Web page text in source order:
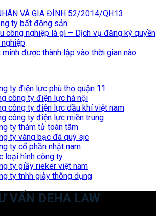
VÀ GIA ĐÌNH 52/2014/QH13
ty bất động sản
công nghiệp là gì – Dịch vụ đăng ký quyền
được thành lập vào thời gian nào
ty điện lực phú thọ quận 11
công ty điện lực hà nội
công ty điện lực dầu khí việt nam
công ty điện lực miền trung
ty thám tử toàn tâm
ty vàng bạc đá quý sjc
ty cổ phần nhật nam
loại hình công ty
ty giầy rieker việt nam
ty tnhh giày thông dụng
VẤN DEHA LAW